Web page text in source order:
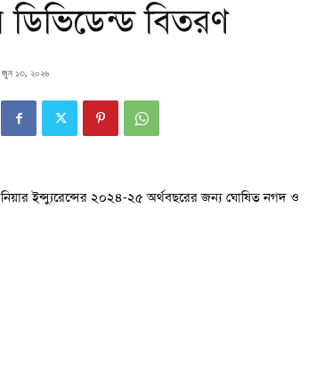
ডিভিডেন্ড বিতরণ
জুন ১৩, ২০২৬
ইন্স্যুরেন্সের ২০২৪-২৫ অর্থবছরের জন্য ঘোষিত নগদ ও